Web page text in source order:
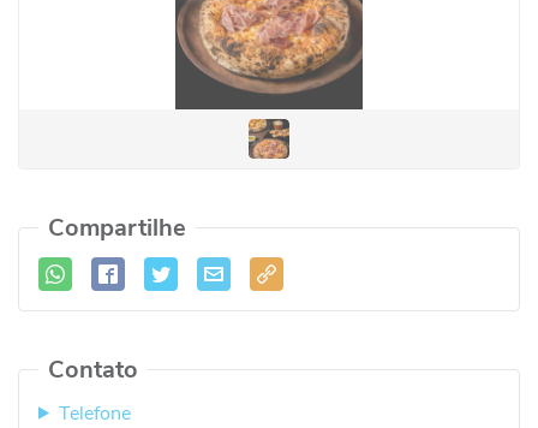
Compartilhe
Contato
Telefone